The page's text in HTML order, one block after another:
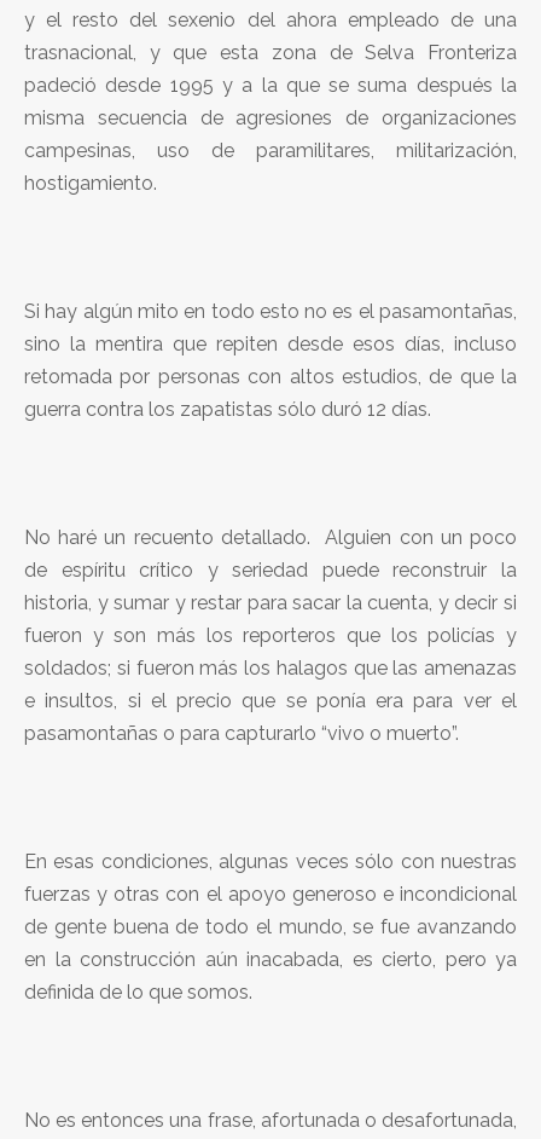
y el resto del sexenio del ahora empleado de una
trasnacional, y que esta zona de Selva Fronteriza
padeció desde 1995 y a la que se suma después la
misma secuencia de agresiones de organizaciones
campesinas, uso de paramilitares, militarización,
hostigamiento.
Si hay algún mito en todo esto no es el pasamontañas,
sino la mentira que repiten desde esos días, incluso
retomada por personas con altos estudios, de que la
guerra contra los zapatistas sólo duró 12 días.
No haré un recuento detallado. Alguien con un poco
de espíritu crítico y seriedad puede reconstruir la
historia, y sumar y restar para sacar la cuenta, y decir si
fueron y son más los reporteros que los policías y
soldados; si fueron más los halagos que las amenazas
e insultos, si el precio que se ponía era para ver el
pasamontañas o para capturarlo “vivo o muerto”.
En esas condiciones, algunas veces sólo con nuestras
fuerzas y otras con el apoyo generoso e incondicional
de gente buena de todo el mundo, se fue avanzando
en la construcción aún inacabada, es cierto, pero ya
definida de lo que somos.
No es entonces una frase, afortunada o desafortunada,